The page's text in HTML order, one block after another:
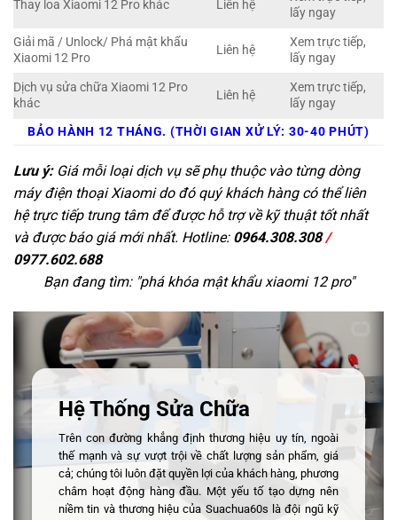
Thay loa Xiaomi 12 Pro khác Liên hệ
lấy ngay
Giải mã / Unlock/ Phá mật khẩu
Xiaomi 12 Pro
Liên hệ
Xem trực tiếp,
lấy ngay
Dịch vụ sửa chữa Xiaomi 12 Pro
khác
Liên hệ
Xem trực tiếp,
lấy ngay
BẢO HÀNH 12 THÁNG. (THỜI GIAN XỬ LÝ: 30-40 PHÚT)
Lưu ý:Giá mỗi loại dịch vụ sẽ phụ thuộc vào từng dòng
máy điện thoại Xiaomi do đó quý khách hàng có thể liên
hệ trực tiếp trung tâm để được hỗ trợ về kỹ thuật tốt nhất
và được báo giá mới nhất. Hotline: 0964.308.308/
0977.602.688
Bạn đang tìm: "phá khóa mật khẩu xiaomi 12 pro"
Hệ Thống Sửa Chữa
Trên con đường khẳng định thương hiệu uy tín, ngoài
thế mạnh và sự vượt trội về chất lượng sản phẩm, giá
cả; chúng tôi luôn đặt quyền lợi của khách hàng, phương
châm hoạt động hàng đầu. Một yếu tố tạo dựng nên
niềm tin và thương hiệu của Suachua60s là đội ngũ kỹ